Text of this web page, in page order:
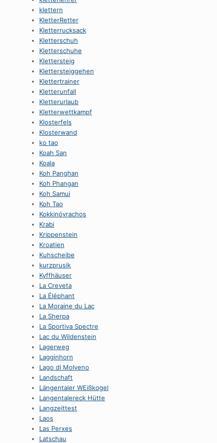
klettern
KletterRetter
Kletterrucksack
Kletterschuh
Kletterschuhe
Klettersteig
Klettersteiggehen
Klettertrainer
Kletterunfall
Kletterurlaub
Kletterwettkampf
Klosterfels
Klosterwand
ko tao
Koah San
Koala
Koh Panghan
Koh Phangan
Koh Samui
Koh Tao
Kokkinóvrachos
Krabi
Krippenstein
Kroatien
Kuhscheibe
kurzprusik
Kyffhäuser
La Creveta
La Éléphant
La Moraine du Lac
La Sherpa
La Sportiva Spectre
Lac du Wildenstein
Lagerweg
Lagginhorn
Lago di Molveno
Landschaft
Längentaler WEißkogel
Langentalereck Hütte
Langzeittest
Laos
Las Perxes
Latschau